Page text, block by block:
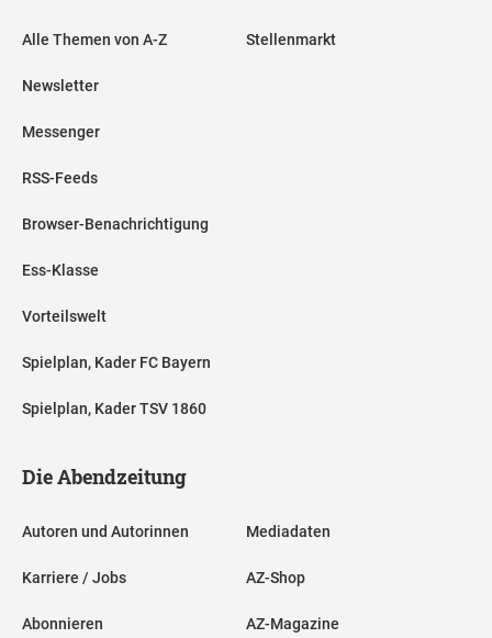
Alle Themen von A-Z
Newsletter
Messenger
RSS-Feeds
Browser-Benachrichtigung
Ess-Klasse
Vorteilswelt
Spielplan, Kader FC Bayern
Spielplan, Kader TSV 1860
Stellenmarkt
Die Abendzeitung
Autoren und Autorinnen
Karriere / Jobs
Abonnieren
Mediadaten
AZ-Shop
AZ-Magazine